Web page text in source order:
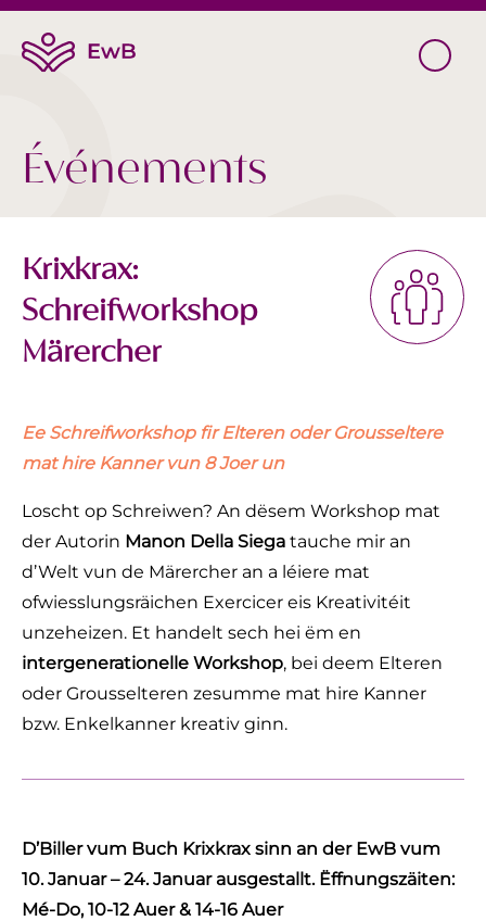
Événements
Krixkrax:
Schreifworkshop
Märercher
Ee Schreifworkshop fir Elteren oder Grousseltere
mat hire Kanner vun 8 Joer un
Loscht op Schreiwen? An dësem Workshop mat
der Autorin Manon Della Siega tauche mir an
d’Welt vun de Märercher an a léiere mat
ofwiesslungsräichen Exercicer eis Kreativitéit
unzeheizen. Et handelt sech hei ëm en
intergenerationelle Workshop, bei deem Elteren
oder Grousselteren zesumme mat hire Kanner
bzw. Enkelkanner kreativ ginn.
D’Biller vum Buch Krixkrax sinn an der EwB vum
10. Januar – 24. Januar ausgestallt. Ëffnungszäiten:
Mé-Do, 10-12 Auer & 14-16 Auer